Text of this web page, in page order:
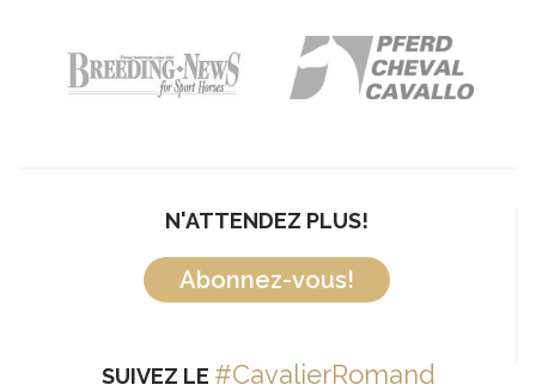
N'ATTENDEZ PLUS!
Abonnez-vous!
SUIVEZ LE #CavalierRomand